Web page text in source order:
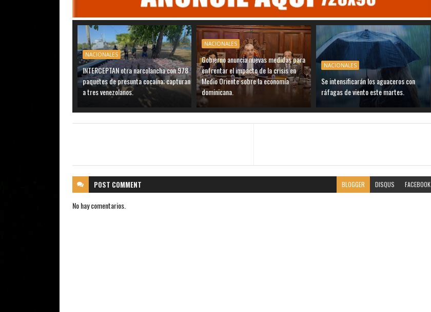
NACIONALES
INTERCEPTAN otra narcolancha con 978
paquetes de presunta cocaína; capturan
a tres venezolanos.
NACIONALES
Gobierno anuncia nuevas medidas para
enfrentar el impacto de la crisis en
Medio Oriente sobre la economía
dominicana.
NACIONALES
Se intensificarán los aguaceros con
ráfagas de viento este martes.
POST COMMENT BLOGGER DISQUS FACEBOOK
No hay comentarios.